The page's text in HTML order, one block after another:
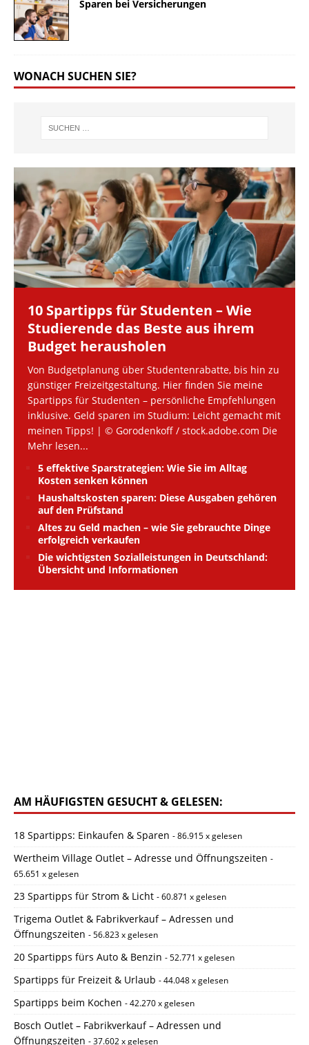
Sparen bei Versicherungen
WONACH SUCHEN SIE?
10 Spartipps für Studenten – Wie
Studierende das Beste aus ihrem
Budget herausholen
Von Budgetplanung über Studentenrabatte, bis hin zu
günstiger Freizeitgestaltung. Hier finden Sie meine
Spartipps für Studenten – persönliche Empfehlungen
inklusive. Geld sparen im Studium: Leicht gemacht mit
meinen Tipps! | © Gorodenkoff / stock.adobe.com Die
Mehr lesen...
5 effektive Sparstrategien: Wie Sie im Alltag
Kosten senken können
Haushaltskosten sparen: Diese Ausgaben gehören
auf den Prüfstand
Altes zu Geld machen – wie Sie gebrauchte Dinge
erfolgreich verkaufen
Die wichtigsten Sozialleistungen in Deutschland:
Übersicht und Informationen
AM HÄUFIGSTEN GESUCHT & GELESEN:
18 Spartipps: Einkaufen & Sparen - 86.915 x gelesen
Wertheim Village Outlet – Adresse und Öffnungszeiten -
65.651 x gelesen
23 Spartipps für Strom & Licht - 60.871 x gelesen
Trigema Outlet & Fabrikverkauf – Adressen und
Öffnungszeiten - 56.823 x gelesen
20 Spartipps fürs Auto & Benzin - 52.771 x gelesen
Spartipps für Freizeit & Urlaub - 44.048 x gelesen
Spartipps beim Kochen - 42.270 x gelesen
Bosch Outlet – Fabrikverkauf – Adressen und
Öffnungszeiten - 37.602 x gelesen